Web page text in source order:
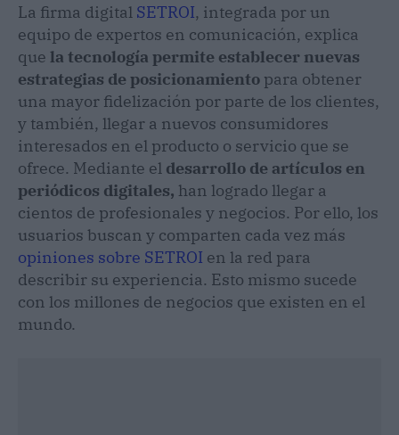
La firma digital SETROI, integrada por un
equipo de expertos en comunicación, explica
que la tecnología permite establecer nuevas
estrategias de posicionamiento para obtener
una mayor fidelización por parte de los clientes,
y también, llegar a nuevos consumidores
interesados en el producto o servicio que se
ofrece. Mediante el desarrollo de artículos en
periódicos digitales, han logrado llegar a
cientos de profesionales y negocios. Por ello, los
usuarios buscan y comparten cada vez más
opiniones sobre SETROI en la red para
describir su experiencia. Esto mismo sucede
con los millones de negocios que existen en el
mundo.